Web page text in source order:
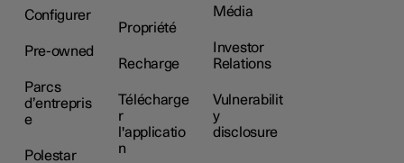
Configurer
Pre-owned
Parcs
d’entrepris
e
Polestar
Propriété
Recharge
Télécharge
r
l'applicatio
n
Média
Investor
Relations
Vulnerabilit
y
disclosure